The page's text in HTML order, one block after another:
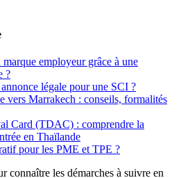
employeur grâce à une
?
légale pour une SCI ?
vers Marrakech : conseils, formalités
Card (TDAC) : comprendre la
en Thaïlande
pour les PME et TPE ?
connaître les démarches à suivre en